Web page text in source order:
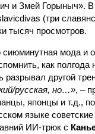
и Змей Горыныч». В
(три
тысяч просмотров.
сиюминутная мода и
как полгода
разрывал другой
русская, но…», –
японцы и т.д.,
языке
ИИ-трюк с